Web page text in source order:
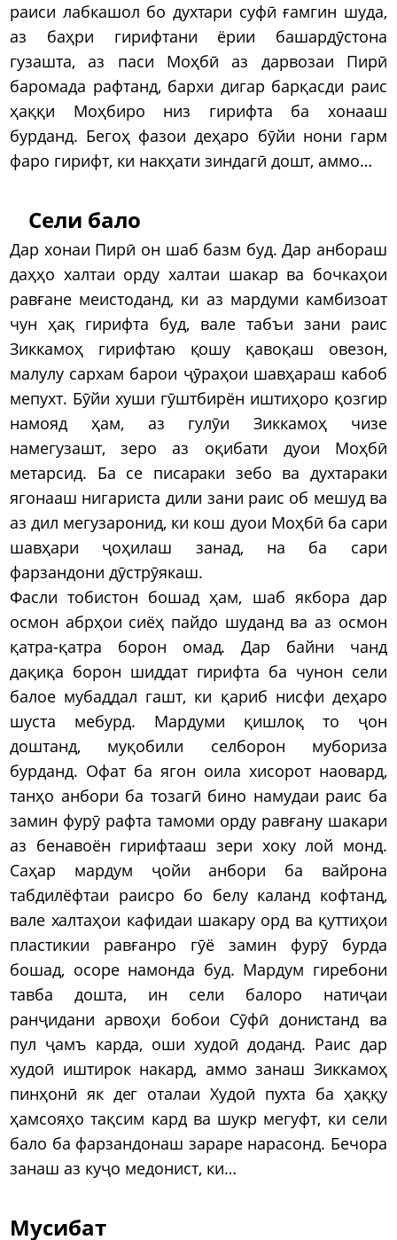
раиси лабкашол бо духтари суфӣ ғамгин шуда,
аз баҳри гирифтани ёрии башардӯстона
гузашта, аз паси Моҳбӣ аз дарвозаи Пирӣ
баромада рафтанд, бархи дигар барқасди раис
ҳаққи Моҳбиро низ гирифта ба хонааш
бурданд. Бегоҳ фазои деҳаро бӯйи нони гарм
фаро гирифт, ки накҳати зиндагӣ дошт, аммо…
Сели бало
Дар хонаи Пирӣ он шаб базм буд. Дар анбораш
даҳҳо халтаи орду халтаи шакар ва бочкаҳои
равғане меистоданд, ки аз мардуми камбизоат
чун ҳақ гирифта буд, вале табъи зани раис
Зиккамоҳ гирифтаю қошу қавоқаш овезон,
малулу сархам барои ҷӯраҳои шавҳараш кабоб
мепухт. Бӯйи хуши гӯштбирён иштиҳоро қозгир
намояд ҳам, аз гулӯи Зиккамоҳ чизе
намегузашт, зеро аз оқибати дуои Моҳбӣ
метарсид. Ба се писараки зебо ва духтараки
ягонааш нигариста дили зани раис об мешуд ва
аз дил мегузаронид, ки кош дуои Моҳбӣ ба сари
шавҳари ҷоҳилаш занад, на ба сари
фарзандони дӯстрӯякаш.
Фасли тобистон бошад ҳам, шаб якбора дар
осмон абрҳои сиёҳ пайдо шуданд ва аз осмон
қатра-қатра борон омад. Дар байни чанд
дақиқа борон шиддат гирифта ба чунон сели
балое мубаддал гашт, ки қариб нисфи деҳаро
шуста мебурд. Мардуми қишлоқ то ҷон
доштанд, муқобили селборон мубориза
бурданд. Офат ба ягон оила хисорот наовард,
танҳо анбори ба тозагӣ бино намудаи раис ба
замин фурӯ рафта тамоми орду равғану шакари
аз бенавоён гирифтааш зери хоку лой монд.
Саҳар мардум ҷойи анбори ба вайрона
табдилёфтаи раисро бо белу каланд кофтанд,
вале халтаҳои кафидаи шакару орд ва қуттиҳои
пластикии равғанро гӯё замин фурӯ бурда
бошад, осоре намонда буд. Мардум гиребони
тавба дошта, ин сели балоро натиҷаи
ранҷидани арвоҳи бобои Сӯфӣ донистанд ва
пул ҷамъ карда, оши худоӣ доданд. Раис дар
худоӣ иштирок накард, аммо занаш Зиккамоҳ
пинҳонӣ як дег оталаи Худоӣ пухта ба ҳаққу
ҳамсояҳо тақсим кард ва шукр мегуфт, ки сели
бало ба фарзандонаш зараре нарасонд. Бечора
занаш аз куҷо медонист, ки…
Мусибат